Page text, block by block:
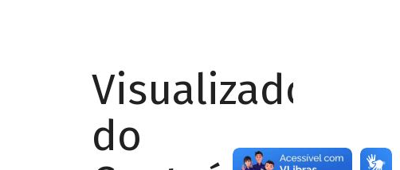
Visualizador
do